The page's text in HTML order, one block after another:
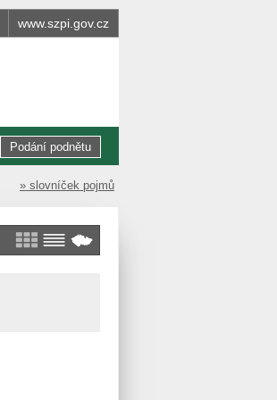
www.szpi.gov.cz
Podání podnětu
» slovníček pojmů